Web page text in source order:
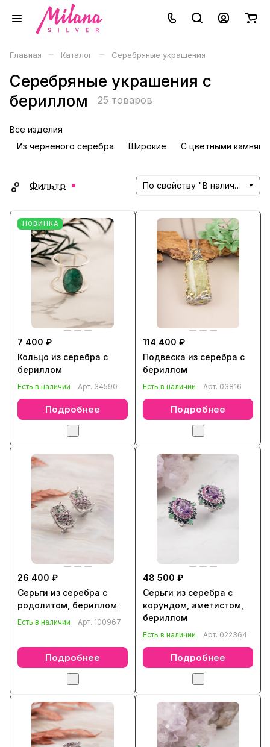
Главная – Каталог – Серебряные украшения
Серебряные украшения с
бериллом
25 товаров
Все изделия
Из черненого серебра
Широкие С цветными камнями
Фильтр По свойству "В наличии" (убывание)
НОВИНКА
7 400 ₽
Кольцо из серебра с
бериллом
Есть в наличии Арт. 34590
Подробнее
114 400 ₽
Подвеска из серебра с
бериллом
Есть в наличии Арт. 03816
Подробнее
26 400 ₽
Серьги из серебра с
родолитом, бериллом
Есть в наличии Арт. 100967
Подробнее
48 500 ₽
Серьги из серебра с
корундом, аметистом,
бериллом
Есть в наличии Арт. 022364
Подробнее